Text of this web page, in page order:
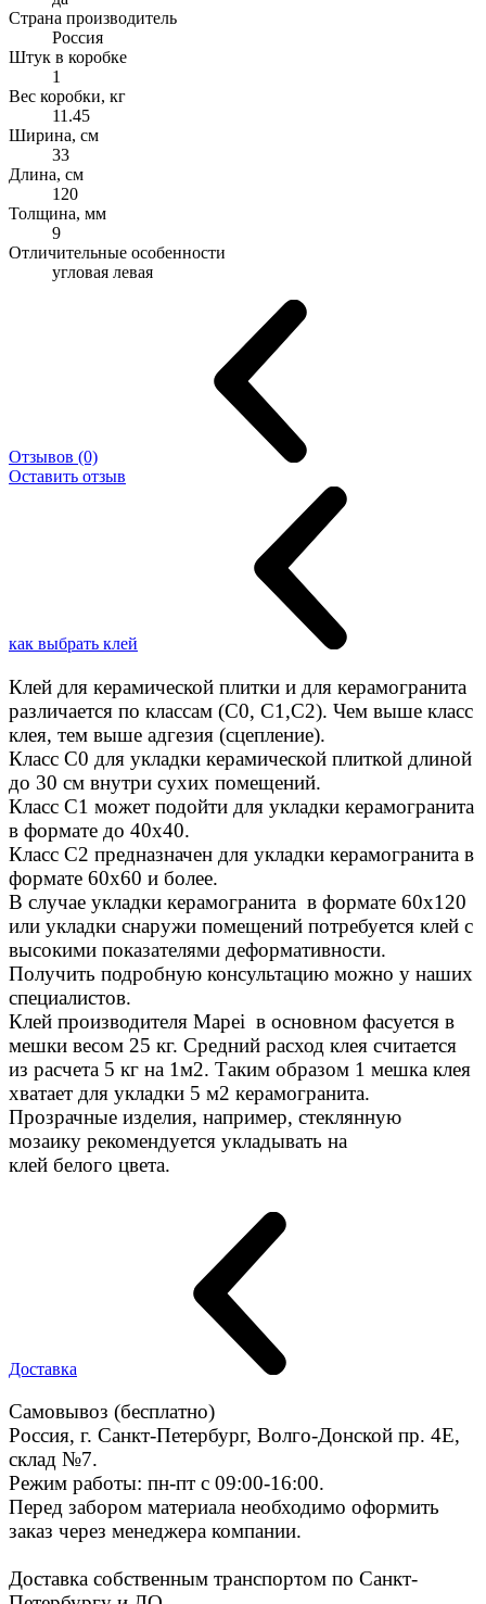
Страна производитель
Россия
Штук в коробке
1
Вес коробки, кг
11.45
Ширина, см
33
Длина, см
120
Толщина, мм
9
Отличительные особенности
угловая левая
Отзывов (0)
Оставить отзыв
как выбрать клей
Клей для керамической плитки и для керамогранита
различается по классам (C0, C1,C2). Чем выше класс
клея, тем выше адгезия (сцепление).
Класс С0 для укладки керамической плиткой длиной
до 30 см внутри сухих помещений.
Класс C1 может подойти для укладки керамогранита
в формате до 40х40.
Класс C2 предназначен для укладки керамогранита в
формате 60х60 и более.
В случае укладки керамогранита в формате 60х120
или укладки снаружи помещений потребуется клей с
высокими показателями деформативности.
Получить подробную консультацию можно у наших
специалистов.
Клей производителя Mapei в основном фасуется в
мешки весом 25 кг. Средний расход клея считается
из расчета 5 кг на 1м2. Таким образом 1 мешка клея
хватает для укладки 5 м2 керамогранита.
Прозрачные изделия, например, стеклянную
мозаику рекомендуется укладывать на
клей белого цвета.
Доставка
Самовывоз (бесплатно)
Россия, г. Санкт-Петербург, Волго-Донской пр. 4E,
склад №7.
Режим работы: пн-пт с 09:00-16:00.
Перед забором материала необходимо оформить
заказ через менеджера компании.
Доставка собственным транспортом по Санкт-